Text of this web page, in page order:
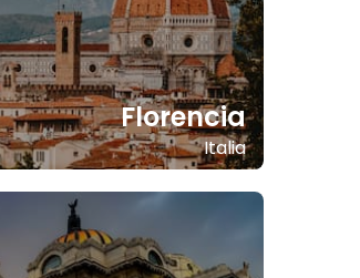
Florencia
Italia